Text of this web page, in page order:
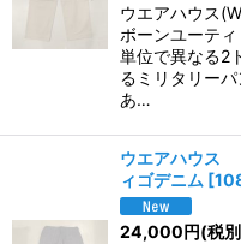
ウエアハウス
ボーンユーテ
単位で異なる2
るミリタリー
あ…
ウエアハウス
ィゴデニム [
24,000円(税